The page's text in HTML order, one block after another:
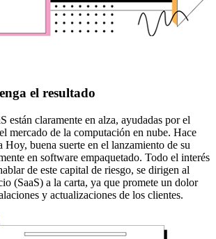
el resultado
están claramente en alza, ayudadas por el
mercado de la computación en nube. Hace
Hoy, buena suerte en el lanzamiento de su
en software empaquetado. Todo el interés
de este capital de riesgo, se dirigen al
(SaaS) a la carta, ya que promete un dolor
y actualizaciones de los clientes.